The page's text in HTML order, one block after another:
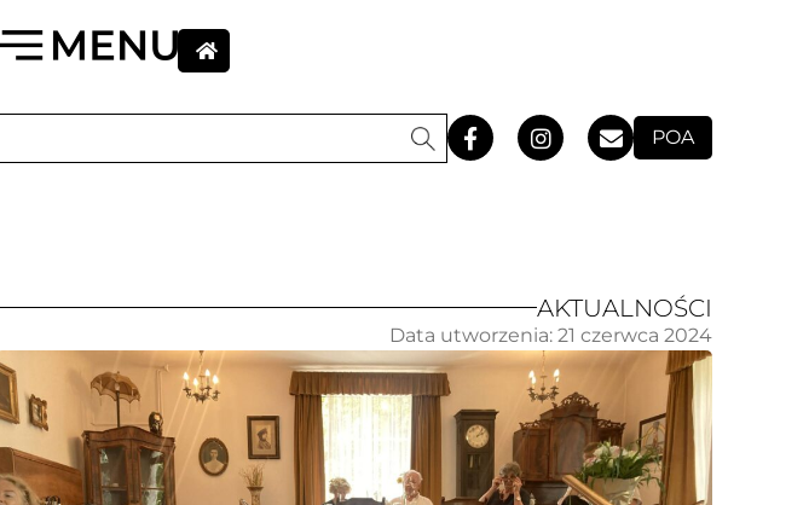
POA
AKTUALNOŚCI
Data utworzenia: 21 czerwca 2024